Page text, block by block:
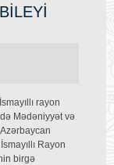
rayon
Mədəniyyət və
Rayon
birgə